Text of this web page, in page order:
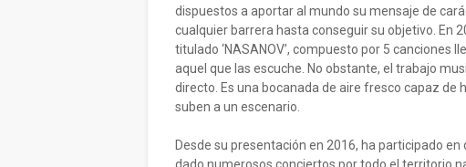
dispuestos a aportar al mundo su mensaje de
cualquier barrera hasta conseguir su objetivo. En
titulado ‘NASANOV’, compuesto por 5 canciones
aquel que las escuche. No obstante, el trabajo
directo. Es una bocanada de aire fresco capaz de
suben a un escenario.
Desde su presentación en 2016, ha participado